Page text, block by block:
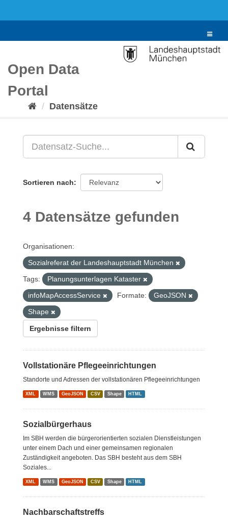
Toggle
Open Data
Portal
Datensätze
Sortieren nach
4 Datensätze gefunden
Organisationen:
Sozialreferat der Landeshauptstadt München
Tags:
Planungsunterlagen Kataster
infoMapAccessService
Formate:
GeoJSON
Shape
Ergebnisse filtern
Vollstationäre Pflegeeinrichtungen
Standorte und Adressen der vollstationären Pflegeeinrichtungen
XML WMS GeoJSON CSV Shape HTML
Sozialbürgerhaus
Im SBH werden die bürgerorientierten sozialen Dienstleistungen
unter einem Dach und einer gemeinsamen regionalen
Zuständigkeit angeboten. Das SBH besteht aus dem SBH
Soziales...
XML WMS GeoJSON CSV Shape HTML
Nachbarschaftstreffs